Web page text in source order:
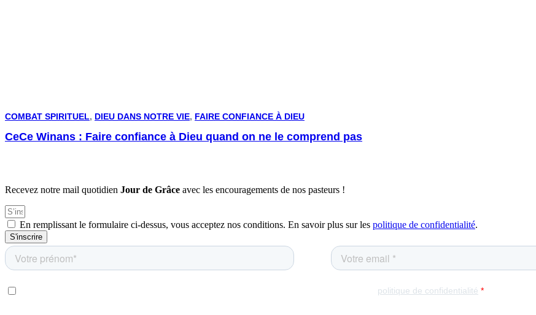
COMBAT SPIRITUEL, DIEU DANS NOTRE VIE, FAIRE CONFIANCE À DIEU
CeCe Winans : Faire confiance à Dieu quand on ne le comprend pas
Recevez notre mail quotidien Jour de Grâce avec les encouragements de nos pasteurs !
En remplissant le formulaire ci-dessus, vous acceptez nos conditions. En savoir plus sur les politique de confidentialité.
S'inscrire